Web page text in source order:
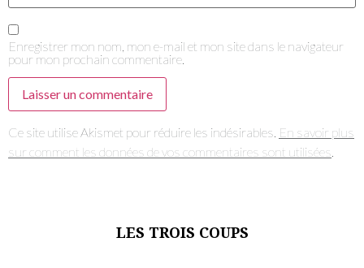
Enregistrer mon nom, mon e-mail et mon site dans le navigateur
pour mon prochain commentaire.
Ce site utilise Akismet pour réduire les indésirables. En savoir plus
sur comment les données de vos commentaires sont utilisées
LES TROIS COUPS